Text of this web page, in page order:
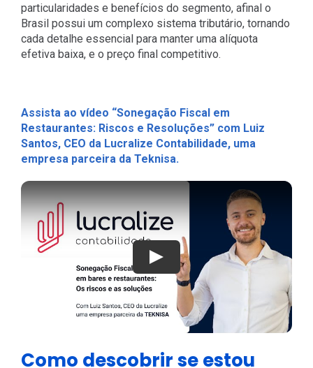
particularidades e benefícios do segmento, afinal o
Brasil possui um complexo sistema tributário, tornando
cada detalhe essencial para manter uma alíquota
efetiva baixa, e o preço final competitivo.
Assista ao vídeo “Sonegação Fiscal em
Restaurantes: Riscos e Resoluções” com Luiz
Santos, CEO da Lucralize Contabilidade, uma
empresa parceira da Teknisa.
Play
Como descobrir se estou